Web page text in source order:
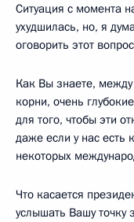
Ситуация с момента
ухудшилась, но, я
оговорить этот
Как Вы знаете,
корни, очень
для того, чтобы эти
даже если у нас есть
некоторых
Что касается
услышать Вашу точку